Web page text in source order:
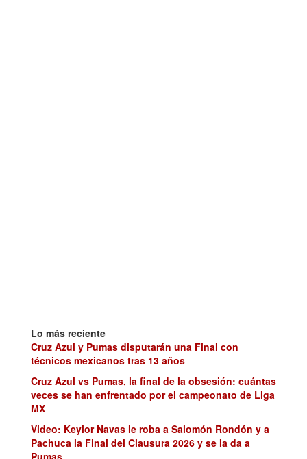
Lo más reciente
Cruz Azul y Pumas disputarán una Final con
técnicos mexicanos tras 13 años
Cruz Azul vs Pumas, la final de la obsesión: cuántas
veces se han enfrentado por el campeonato de Liga
MX
Video: Keylor Navas le roba a Salomón Rondón y a
Pachuca la Final del Clausura 2026 y se la da a
Pumas